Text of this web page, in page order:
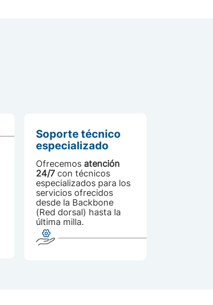
Soporte técnico
especializado
Ofrecemos atención
24/7con técnicos
especializados para los
servicios ofrecidos
desde la Backbone
(Red dorsal) hasta la
última milla.